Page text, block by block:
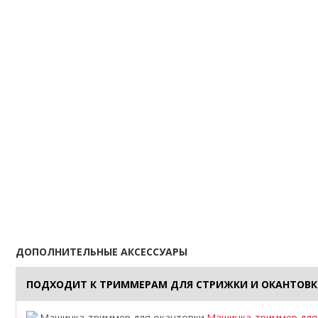
ДОПОЛНИТЕЛЬНЫЕ АКСЕССУАРЫ
ПОДХОДИТ К ТРИММЕРАМ ДЛЯ СТРИЖКИ И